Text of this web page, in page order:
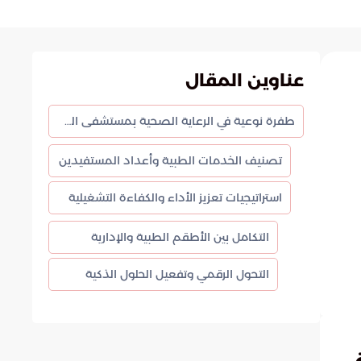
عناوين المقال
طفرة نوعية في الرعاية الصحية بمستشفى الملك عبدالعزيز بمكة
تصنيف الخدمات الطبية وأعداد المستفيدين
استراتيجيات تعزيز الأداء والكفاءة التشغيلية
التكامل بين الأطقم الطبية والإدارية
التحول الرقمي وتفعيل الحلول الذكية